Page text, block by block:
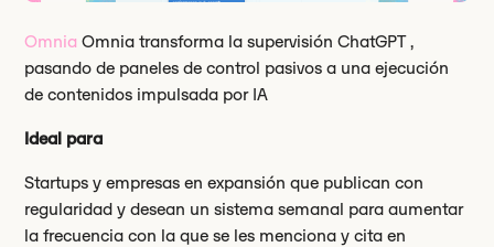
Omnia Omnia transforma la supervisión ChatGPT ,
pasando de paneles de control pasivos a una ejecución
de contenidos impulsada por IA
Ideal para
Startups y empresas en expansión que publican con
regularidad y desean un sistema semanal para aumentar
la frecuencia con la que se les menciona y cita en